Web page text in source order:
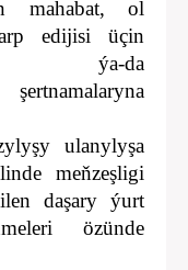
mahabat, ol
edijisi üçin
ýa-da
ulanylyşa
meňzeşligi
daşary ýurt
özünde